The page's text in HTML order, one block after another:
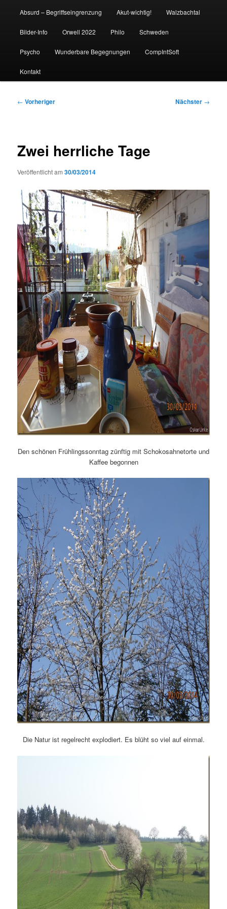
Absurd – Begriffseingrenzung Akut-wichtig! Walzbachtal
Bilder-Info Orwell 2022 Philo Schweden
Psycho Wunderbare Begegnungen CompIntSoft
Kontakt
Beitragsnavigation
← Vorheriger Nächster →
Zwei herrliche Tage
Veröffentlicht am30/03/2014
Den schönen Frühlingssonntag zünftig mit Schokosahnetorte und
Kaffee begonnen
Die Natur ist regelrecht explodiert. Es blüht so viel auf einmal.